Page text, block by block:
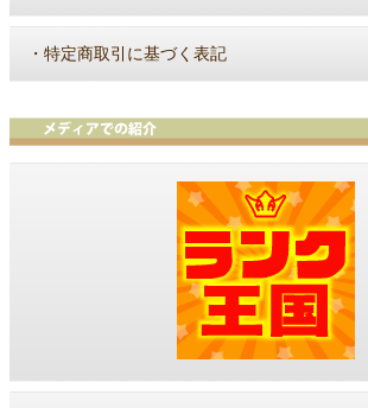
・ 特定商取引に基づく表記